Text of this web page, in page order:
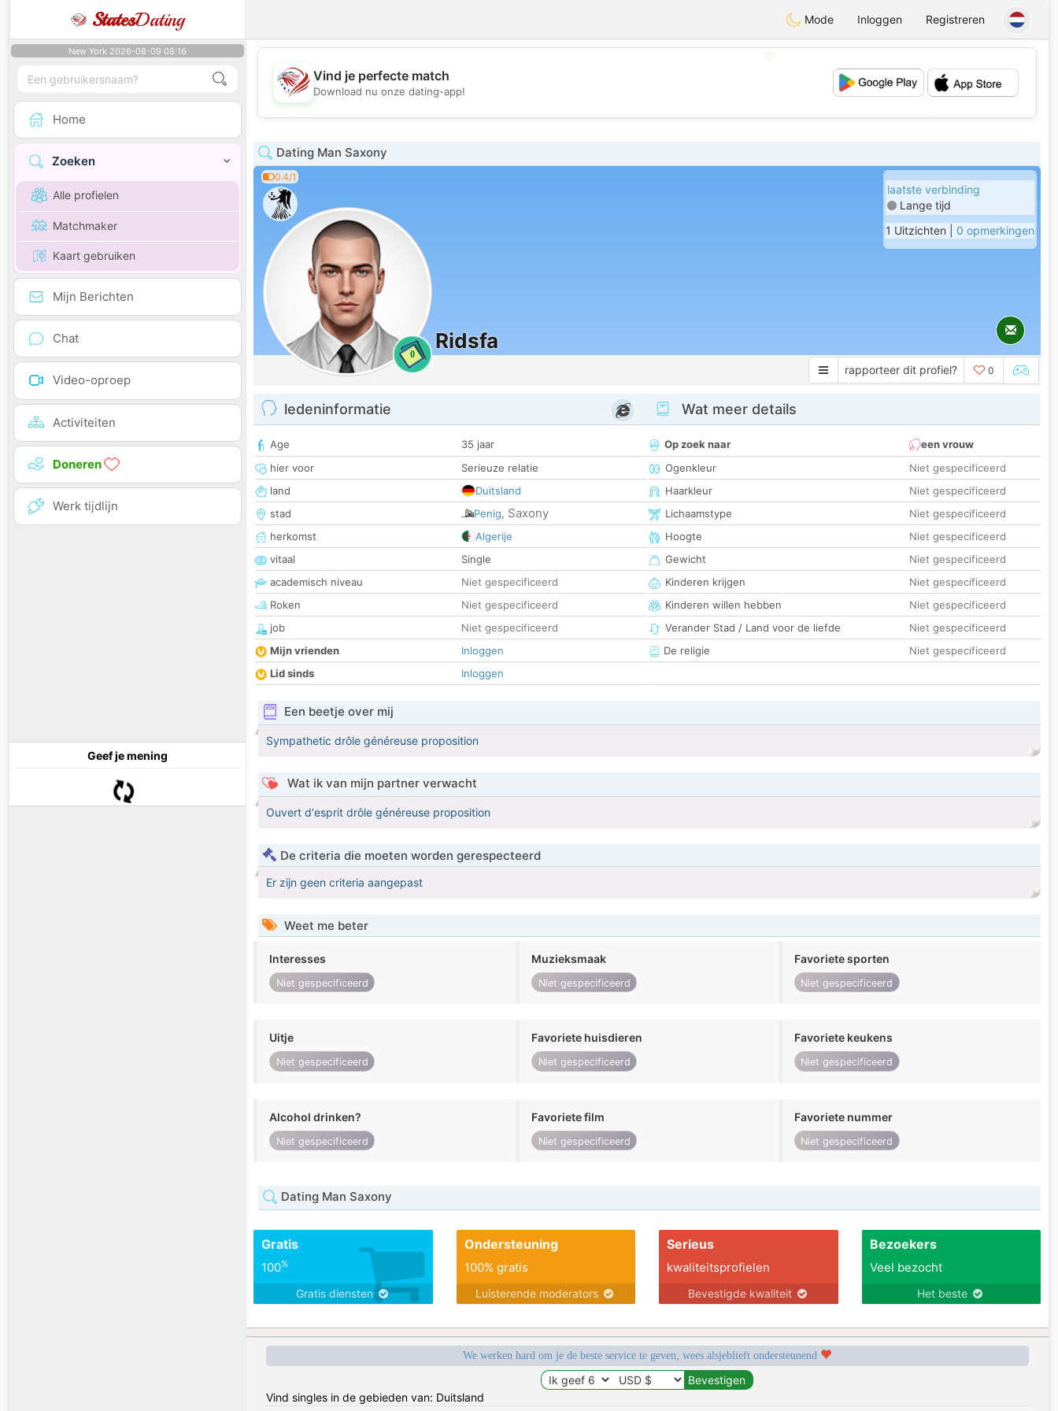
StatesDating Mode Inloggen Registreren
New York 2026-08-09 08:16
Home
Zoeken
Alle profielen
Matchmaker
Kaart gebruiken
Mijn Berichten
Chat
Video-oproep
Activiteiten
Doneren
Werk tijdlijn
Geef je mening
💖
💕
Vind je perfecte match
Download nu onze dating-app!
Dating Man Saxony
0.4/1
0
Ridsfa
laatste verbinding
Lange tijd
1 Uitzichten | 0 opmerkingen
rapporteer dit profiel? 0
ledeninformatie
Age
35 jaar
hier voor
Serieuze relatie
land
Duitsland
stad
Penig, Saxony
herkomst
Algerije
vitaal
Single
academisch niveau
Niet gespecificeerd
Roken
Niet gespecificeerd
job
Niet gespecificeerd
Mijn vrienden
Inloggen
Lid sinds
Inloggen
Wat meer details
Op zoek naar
een vrouw
Ogenkleur
Niet gespecificeerd
Haarkleur
Niet gespecificeerd
Lichaamstype
Niet gespecificeerd
Hoogte
Niet gespecificeerd
Gewicht
Niet gespecificeerd
Kinderen krijgen
Niet gespecificeerd
Kinderen willen hebben
Niet gespecificeerd
Verander Stad / Land voor de liefde
Niet gespecificeerd
De religie
Niet gespecificeerd
Een beetje over mij
Sympathetic drôle généreuse proposition
Wat ik van mijn partner verwacht
Ouvert d'esprit drôle généreuse proposition
De criteria die moeten worden gerespecteerd
Er zijn geen criteria aangepast
Weet me beter
Interesses
Niet gespecificeerd
Muzieksmaak
Niet gespecificeerd
Favoriete sporten
Niet gespecificeerd
Uitje
Niet gespecificeerd
Favoriete huisdieren
Niet gespecificeerd
Favoriete keukens
Niet gespecificeerd
Alcohol drinken?
Niet gespecificeerd
Favoriete film
Niet gespecificeerd
Favoriete nummer
Niet gespecificeerd
Dating Man Saxony
Gratis
100%
Gratis diensten
Ondersteuning
100% gratis
Luisterende moderators
Serieus
kwaliteitsprofielen
Bevestigde kwaliteit
Bezoekers
Veel bezocht
Het beste
We werken hard om je de beste service te geven, wees alsjeblieft ondersteunend
Vind singles in de gebieden van: Duitsland